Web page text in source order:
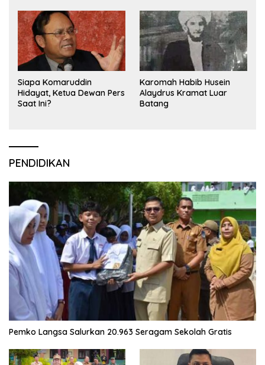
Siapa Komaruddin
Hidayat, Ketua Dewan Pers
Saat Ini?
Karomah Habib Husein
Alaydrus Kramat Luar
Batang
PENDIDIKAN
Pemko Langsa Salurkan 20.963 Seragam Sekolah Gratis